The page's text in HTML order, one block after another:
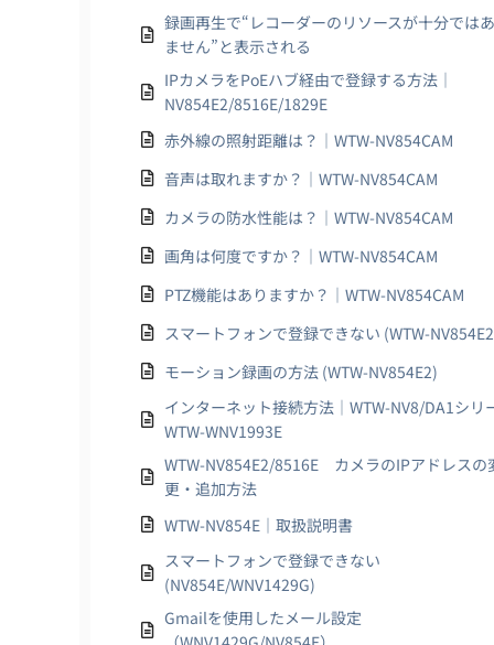
録画再生で“レコーダーのリソースが十分では
ません”と表示される
IPカメラをPoEハブ経由で登録する方法｜
NV854E2/8516E/1829E
赤外線の照射距離は？｜WTW-NV854CAM
音声は取れますか？｜WTW-NV854CAM
カメラの防水性能は？｜WTW-NV854CAM
画角は何度ですか？｜WTW-NV854CAM
PTZ機能はありますか？｜WTW-NV854CAM
スマートフォンで登録できない (WTW-
モーション録画の方法 (WTW-NV854E2)
インターネット接続方法│WTW-NV8/DA1シリ
WTW-WNV1993E
WTW-NV854E2/8516E カメラのIPアドレスの
更・追加方法
WTW-NV854E｜取扱説明書
スマートフォンで登録できない
(NV854E/WNV1429G)
Gmailを使用したメール設定